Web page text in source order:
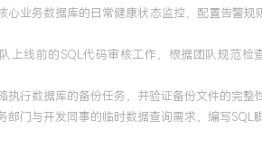
心业务数据库的日常健康状态监控，配置告警
上线前的SQL代码审核工作，根据团队规范
执行数据库的备份任务，并验证备份文件的完
部门与开发同事的临时数据查询需求，编写